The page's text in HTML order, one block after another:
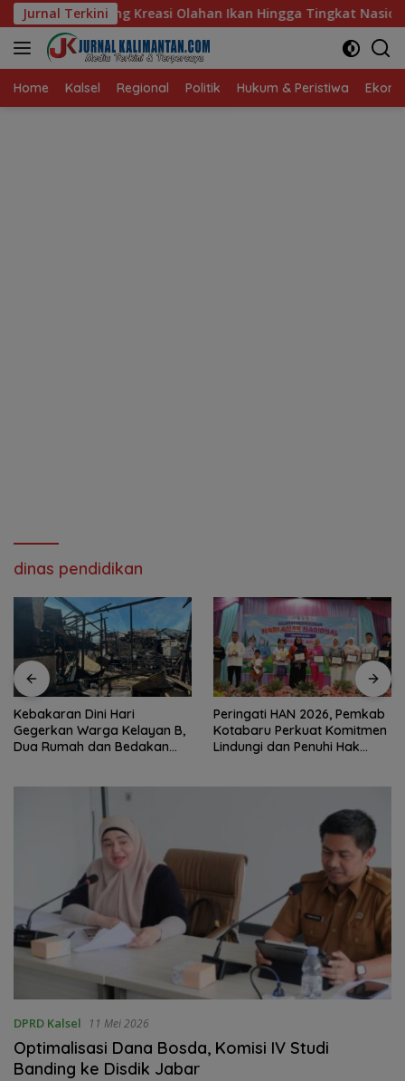
Langsung
ke
konten
Jurnal Terkini
Ikan Hingga Tingkat Nasional Pada Lomba Masak Serba
Home Kalsel Regional Politik Hukum & Peristiwa
dinas pendidikan
Kebakaran Dini Hari
Gegerkan Warga Kelayan B,
Dua Rumah dan Bedakan
Peringati HAN 2026, Pemkab
Kotabaru Perkuat Komitmen
Lindungi dan Penuhi Hak
DPRD Kalsel 11 Mei 2026
‎Optimalisasi Dana Bosda, Komisi IV Studi
Banding ke Disdik Jabar